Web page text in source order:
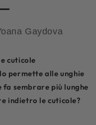
Gaydova
cuticole
permette alle unghie
sembrare più lunghe
indietro le cuticole?